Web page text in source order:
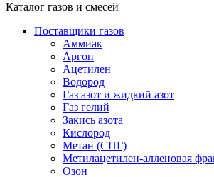
Каталог газов и смесей
Поставщики газов
Аммиак
Аргон
Ацетилен
Водород
Газ азот и жидкий азот
Газ гелий
Закись азота
Кислород
Метан (СПГ)
Метилацетилен-алленовая
Озон